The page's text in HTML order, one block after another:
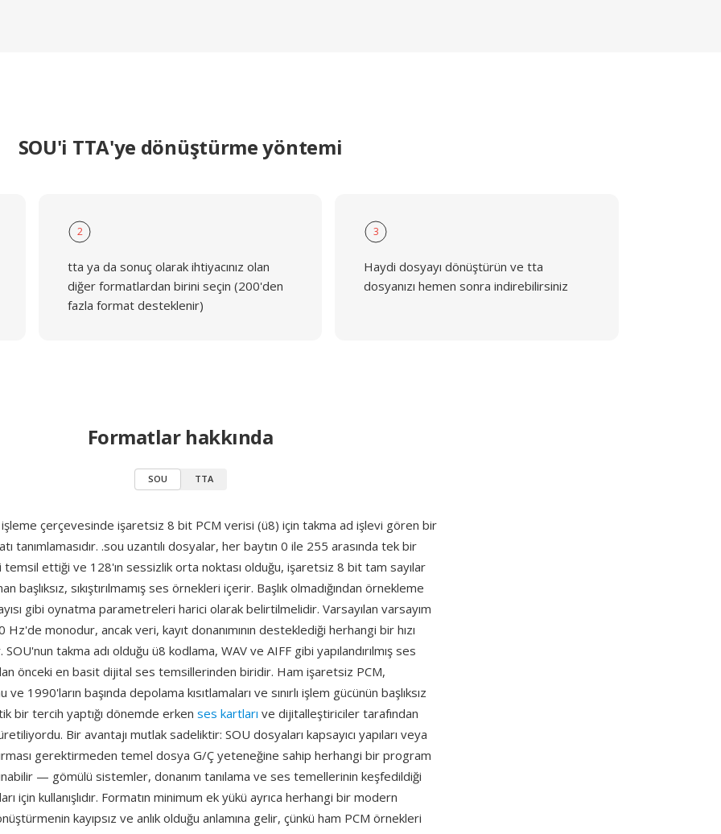
SOU'i TTA'ye dönüştürme yöntemi
2
tta ya da sonuç olarak ihtiyacınız olan
diğer formatlardan birini seçin (200'den
fazla format desteklenir)
3
Haydi dosyayı dönüştürün ve tta
dosyanızı hemen sonra indirebilirsiniz
Formatlar hakkında
SOU TTA
çerçevesinde işaretsiz 8 bit PCM verisi (ü8) için takma ad işlevi gören bir
tanımlamasıdır. .sou uzantılı dosyalar, her baytın 0 ile 255 arasında tek bir
temsil ettiği ve 128'ın sessizlik orta noktası olduğu, işaretsiz 8 bit tam sayılar
başlıksız, sıkıştırılmamış ses örnekleri içerir. Başlık olmadığından örnekleme
gibi oynatma parametreleri harici olarak belirtilmelidir. Varsayılan varsayım
Hz'de monodur, ancak veri, kayıt donanımının desteklediği herhangi bir hızı
takma adı olduğu ü8 kodlama, WAV ve AIFF gibi yapılandırılmış ses
önceki en basit dijital ses temsillerinden biridir. Ham işaretsiz PCM,
1990'ların başında depolama kısıtlamaları ve sınırlı işlem gücünün başlıksız
bir tercih yaptığı dönemde erken ses kartları ve dijitalleştiriciler tarafından
Bir avantajı mutlak sadeliktir: SOU dosyaları kapsayıcı yapıları veya
gerektirmeden temel dosya G/Ç yeteneğine sahip herhangi bir program
— gömülü sistemler, donanım tanılama ve ses temellerinin keşfedildiği
için kullanışlıdır. Formatın minimum ek yükü ayrıca herhangi bir modern
kayıpsız ve anlık olduğu anlamına gelir, çünkü ham PCM örnekleri